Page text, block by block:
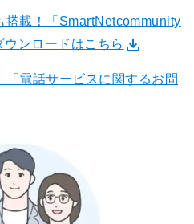
搭載！「SmartNetcommunity
ンロードはこちら
「電話サービスに関するお問